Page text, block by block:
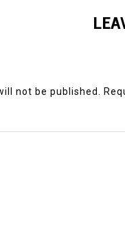
not be published.